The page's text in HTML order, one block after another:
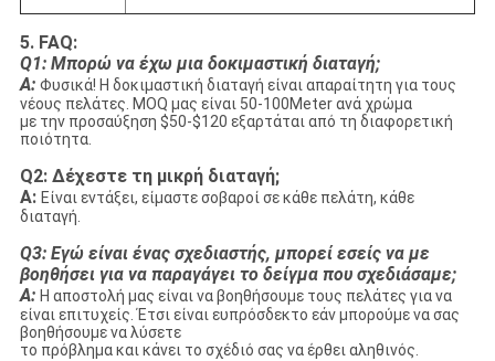
5. FAQ:
Q1: Μπορώ να έχω μια δοκιμαστική διαταγή;
Α: Φυσικά! Η δοκιμαστική διαταγή είναι απαραίτητη για τους
νέους πελάτες. MOQ μας είναι 50-100Meter ανά χρώμα
με την προσαύξηση $50-$120 εξαρτάται από τη διαφορετική
ποιότητα.
Q2: Δέχεστε τη μικρή διαταγή;
Α: Είναι εντάξει, είμαστε σοβαροί σε κάθε πελάτη, κάθε
διαταγή.
Q3: Εγώ είναι ένας σχεδιαστής, μπορεί εσείς να με
βοηθήσει για να παραγάγει το δείγμα που σχεδιάσαμε;
Α: Η αποστολή μας είναι να βοηθήσουμε τους πελάτες για να
είναι επιτυχείς. Έτσι είναι ευπρόσδεκτο εάν μπορούμε να σας
βοηθήσουμε να λύσετε
το πρόβλημα και κάνει το σχέδιό σας να έρθει αληθινός.